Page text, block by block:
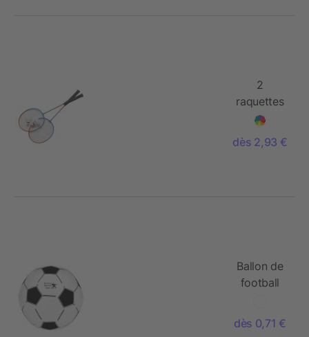
2
raquettes
de
badminton
dès 2,93 €
Ballon de
football
dès 0,71 €